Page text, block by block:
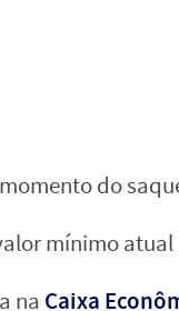
do
mínimo atual
na Caixa